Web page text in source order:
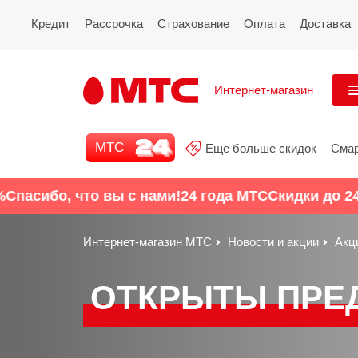
Кредит Рассрочка Страхование Оплата Доставка
Интернет-магазин
МТС 24
Еще больше скидок Все
смартфоны
МТС Еще больше скидок
что вы с нами!24 года МТССкидки до 24%
Интернет-магазин МТС Новости и акции
ОТКРЫТЫ